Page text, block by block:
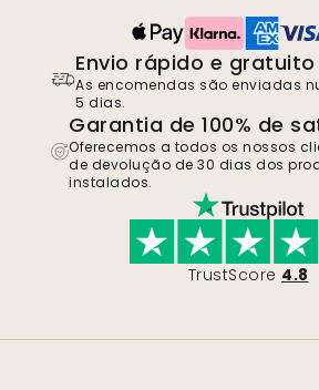
Envio rápido e gratuito
As encomendas são enviadas
5 dias.
Garantia de 100% de
Oferecemos a todos os nossos
de devolução de 30 dias dos
instalados.
TrustScore 4.8